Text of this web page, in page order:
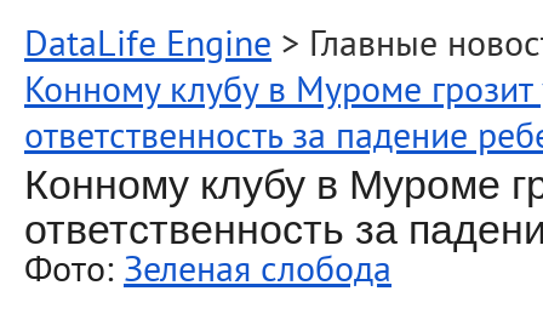
DataLife Engine > Главные
Конному клубу в Муроме грозит
ответственность за падение
Конному клубу в Муроме
ответственность за
Фото: Зеленая слобода